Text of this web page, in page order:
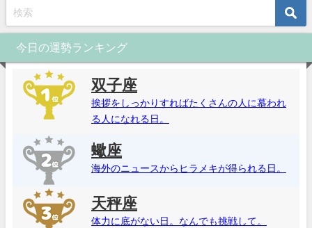
今日の運勢ランキング
双子座
挨拶をしっかりすればたくさんの人に慕われ
る人になれる日。
蠍座
海外のニュースからヒラメキが得られる日。
天秤座
体力に底がない日。なんでも挑戦して。